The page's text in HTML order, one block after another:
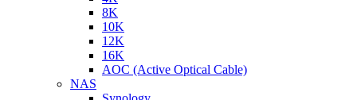
8K
10K
12K
16K
AOC (Active Optical Cable)
NAS